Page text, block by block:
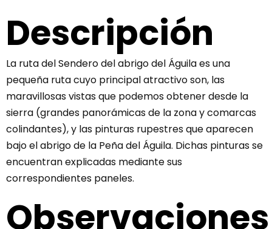
Descripción
La ruta del Sendero del abrigo del Águila es una
pequeña ruta cuyo principal atractivo son, las
maravillosas vistas que podemos obtener desde la
sierra (grandes panorámicas de la zona y comarcas
colindantes), y las pinturas rupestres que aparecen
bajo el abrigo de la Peña del Águila. Dichas pinturas se
encuentran explicadas mediante sus
correspondientes paneles.
Observaciones